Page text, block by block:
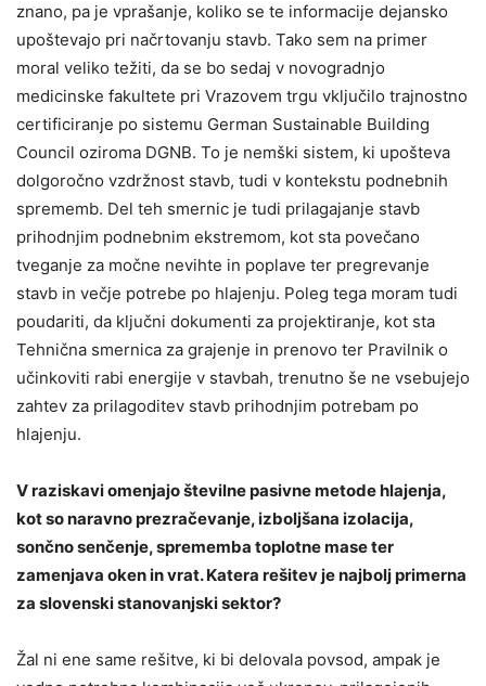
znano, pa je vprašanje, koliko se te informacije dejansko
upoštevajo pri načrtovanju stavb. Tako sem na primer
moral veliko težiti, da se bo sedaj v novogradnjo
medicinske fakultete pri Vrazovem trgu vključilo trajnostno
certificiranje po sistemu German Sustainable Building
Council oziroma DGNB. To je nemški sistem, ki upošteva
dolgoročno vzdržnost stavb, tudi v kontekstu podnebnih
sprememb. Del teh smernic je tudi prilagajanje stavb
prihodnjim podnebnim ekstremom, kot sta povečano
tveganje za močne nevihte in poplave ter pregrevanje
stavb in večje potrebe po hlajenju. Poleg tega moram tudi
poudariti, da ključni dokumenti za projektiranje, kot sta
Tehnična smernica za grajenje in prenovo ter Pravilnik o
učinkoviti rabi energije v stavbah, trenutno še ne vsebujejo
zahtev za prilagoditev stavb prihodnjim potrebam po
hlajenju.
V raziskavi omenjajo številne pasivne metode hlajenja,
kot so naravno prezračevanje, izboljšana izolacija,
sončno senčenje, sprememba toplotne mase ter
zamenjava oken in vrat. Katera rešitev je najbolj primerna
za slovenski stanovanjski sektor?
Žal ni ene same rešitve, ki bi delovala povsod, ampak je